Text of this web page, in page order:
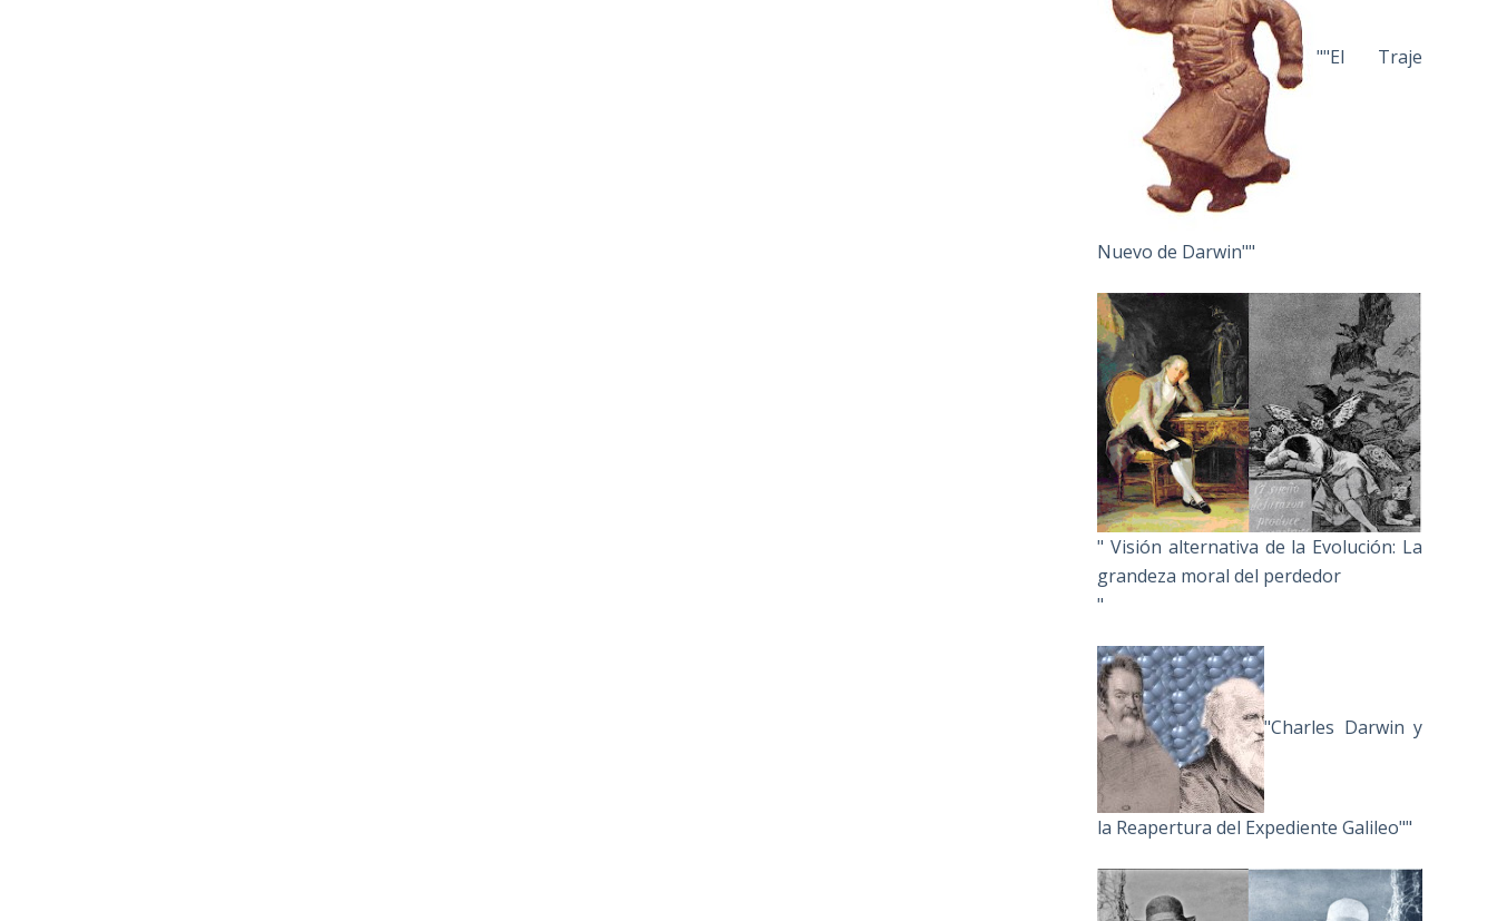
""El Traje
Nuevo de Darwin""
" Visión alternativa de la Evolución: La
grandeza moral del perdedor
"
"Charles Darwin y
la Reapertura del Expediente Galileo""